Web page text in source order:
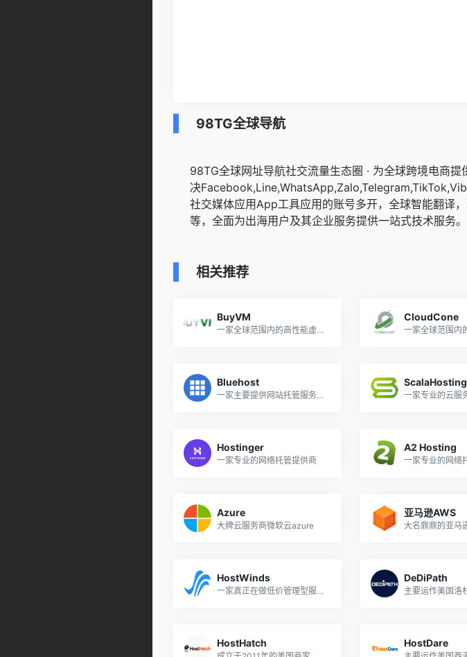
98TG全球导航
98TG全球网址导航社交流量生态圈 · 为全球跨境电商
决
社交媒体应用App工具应用的账号多开，全球智能翻译
等，全面为出海用户及其企业服务提供一站式技术服务。
相关推荐
BuyVM
一家全球范围内的高性能虚拟主机服务提供商
CloudCone
Bluehost
一家主要提供网站托管服务的公司
ScalaHosting
一家专业的云服
Hostinger
一家专业的网络托管提供商
A2 Hosting
一家专业的网络
Azure
大牌云服务商微软云azure
亚马逊AWS
大名鼎鼎的亚马
HostWinds
一家真正在做低价管理型服务器主机业务的公司，国外口碑好到爆炸！
DeDiPath
HostHatch HostDare